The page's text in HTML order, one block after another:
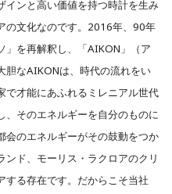
インと高い価値を持つ時計を生み
の文化なのです。2016年、90年
」を再解釈し、「AIKON」（ア
胆なAIKONは、時代の流れをい
で才能にあふれるミレニアル世代
、そのエネルギーを自分のものに
会のエネルギーがその鼓動をつか
ド、モーリス・ラクロアのクリ
する存在です。だからこそ当社